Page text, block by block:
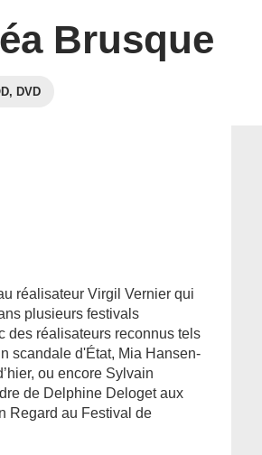
Brusque
DVD
réalisateur Virgil Vernier qui
plusieurs festivals
des réalisateurs reconnus tels
scandale d'État, Mia Hansen-
ou encore Sylvain
de Delphine Deloget aux
Regard au Festival de